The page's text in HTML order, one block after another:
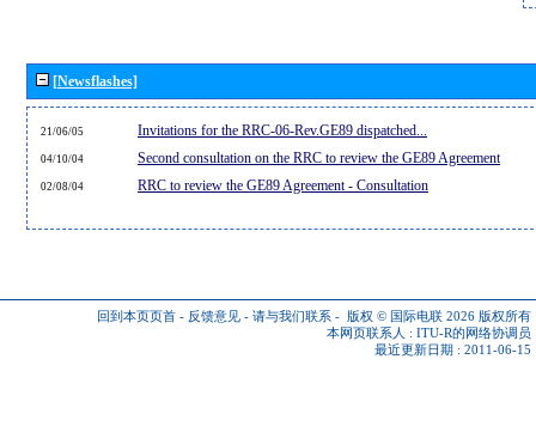
[Newsflashes]
21/06/05 Invitations for the RRC-06-Rev.GE89 dispatched...
04/10/04 Second consultation on the RRC to review the GE89 Agreement
02/08/04 RRC to review the GE89 Agreement - Consultation
回到本页页首 - 反馈意见 - 请与我们联系 - 版权 © 国际电联 2026 版权所有
本网页联系人 : ITU-R的网络协调员
最近更新日期 : 2011-06-15